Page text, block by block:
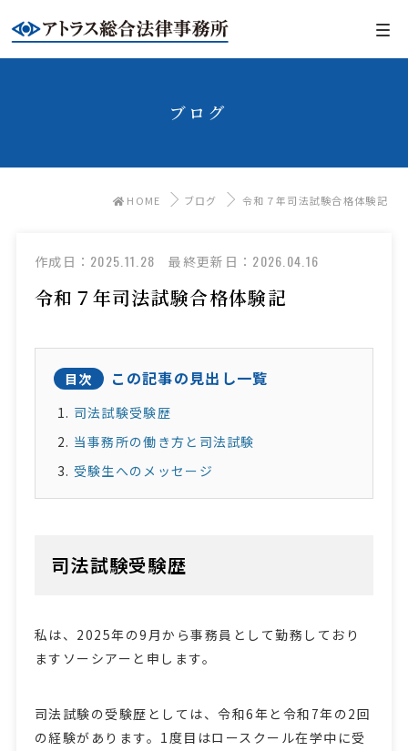
ブログ
HOME ブログ 令和７年司法試験合格体験記
作成日： 2025.11.28 最終更新日： 2026.04.16
令和７年司法試験合格体験記
目次 この記事の見出し一覧
司法試験受験歴
当事務所の働き方と司法試験
受験生へのメッセージ
司法試験受験歴
私は、2025年の9月から事務員として勤務しており
ますソーシアーと申します。
司法試験の受験歴としては、令和6年と令和7年の2回
の経験があります。1度目はロースクール在学中に受